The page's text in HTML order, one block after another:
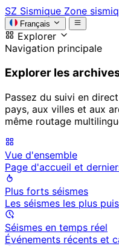
SZ Sismique Zone
Français
Explorer
Navigation principale
Explorer les
Passez du suivi en
pays, aux villes et aux
même routage
Vue d'ensemble
Page d'accueil et
Plus forts séismes
Les séismes les plus
Séismes en temps réel
Événements récents et